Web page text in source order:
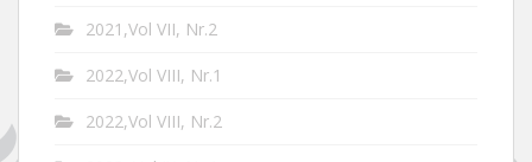
2021,Vol VII, Nr.2
2022,Vol VIII, Nr.1
2022,Vol VIII, Nr.2